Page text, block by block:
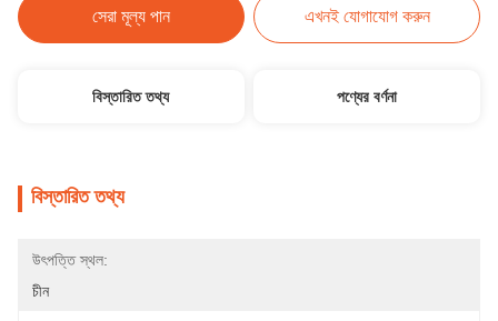
সেরা মূল্য পান এখনই যোগাযোগ করুন
বিস্তারিত তথ্য পণ্যের বর্ণনা
বিস্তারিত তথ্য
উৎপত্তি স্থল:
চীন